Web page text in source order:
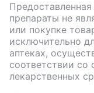
препараты не
или покупке
исключительно
аптеках,
соответствии
лекарственных